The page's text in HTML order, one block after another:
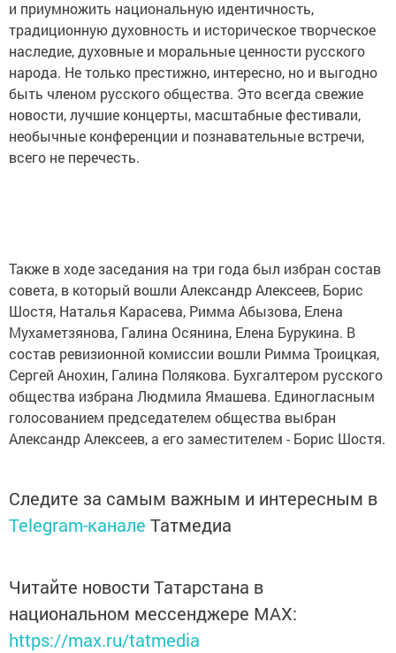
и приумножить национальную идентичность,
традиционную духовность и историческое творческое
наследие, духовные и моральные ценности русского
народа. Не только престижно, интересно, но и выгодно
быть членом русского общества. Это всегда свежие
новости, лучшие концерты, масштабные фестивали,
необычные конференции и познавательные встречи,
всего не перечесть.
Также в ходе заседания на три года был избран состав
совета, в который вошли Александр Алексеев, Борис
Шостя, Наталья Карасева, Римма Абызова, Елена
Мухаметзянова, Галина Осянина, Елена Бурукина. В
состав ревизионной комиссии вошли Римма Троицкая,
Сергей Анохин, Галина Полякова. Бухгалтером русского
общества избрана Людмила Ямашева. Единогласным
голосованием председателем общества выбран
Александр Алексеев, а его заместителем - Борис Шостя.
Следите за самым важным и интересным в
Telegram-канале Татмедиа
Читайте новости Татарстана в
национальном мессенджере MАХ:
https://max.ru/tatmedia